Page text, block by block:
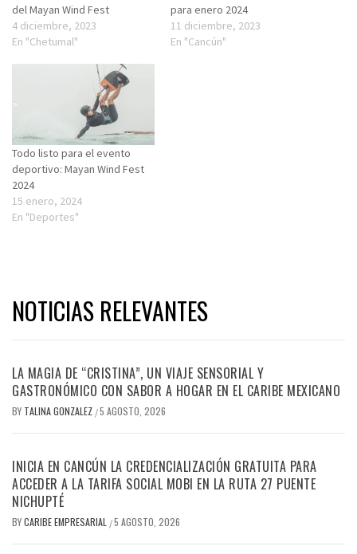
del Mayan Wind Fest
4 diciembre, 2023
En "Chetumal"
para enero 2024
11 diciembre, 2023
En "Cancún"
Todo listo para el evento
deportivo: Mayan Wind Fest
2024
15 enero, 2024
En "Deportes"
NOTICIAS RELEVANTES
LA MAGIA DE “CRISTINA”, UN VIAJE SENSORIAL Y
GASTRONÓMICO CON SABOR A HOGAR EN EL CARIBE MEXICANO
BY TALINA GONZALEZ /5 AGOSTO, 2026
INICIA EN CANCÚN LA CREDENCIALIZACIÓN GRATUITA PARA
ACCEDER A LA TARIFA SOCIAL MOBI EN LA RUTA 27 PUENTE
NICHUPTÉ
BYCARIBE EMPRESARIAL /5 AGOSTO, 2026